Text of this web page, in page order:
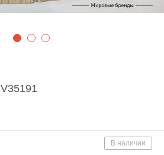
V35191
В наличии